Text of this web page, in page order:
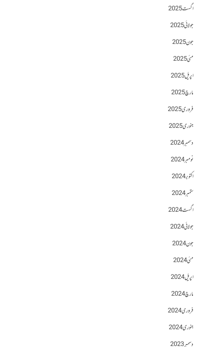
اگست 2025
جولائی 2025
جون 2025
مئی 2025
اپریل 2025
مارچ 2025
فروری 2025
جنوری 2025
دسمبر 2024
نومبر 2024
اکتوبر 2024
ستمبر 2024
اگست 2024
جولائی 2024
جون 2024
مئی 2024
اپریل 2024
مارچ 2024
فروری 2024
جنوری 2024